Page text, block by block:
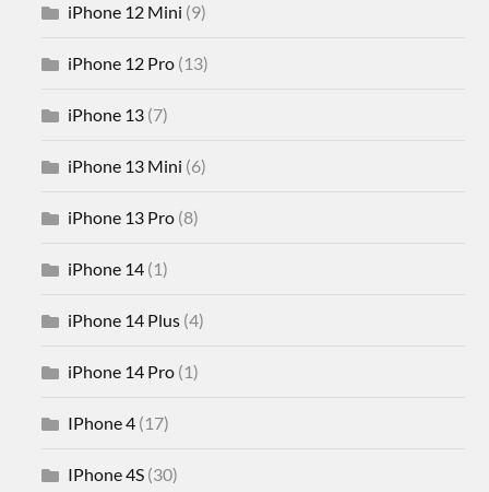
iPhone 12 Mini (9)
iPhone 12 Pro (13)
iPhone 13 (7)
iPhone 13 Mini (6)
iPhone 13 Pro (8)
iPhone 14 (1)
iPhone 14 Plus (4)
iPhone 14 Pro (1)
IPhone 4 (17)
IPhone 4S (30)